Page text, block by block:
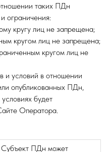
таких ПДн
ограничения:
кругу лиц не запрещена;
кругом лиц не запрещена;
кругом лиц не
и условий в отношении
опубликованных ПДн,
будет
Оператора.
Субъект ПДн может